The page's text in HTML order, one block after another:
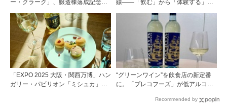
ー・クラーク」、醸造棟落成記念夕
線――「飲む」から「体験する」プ
フランスのドメーヌグループ組織が
描く、五感で深掘りする次世代のテ
ロワール体験
「EXPO 2025 大阪・関西万博」ハン
ガリー・パビリオン「ミシュカ」キ
“グリーンワイン”を飲食店の新定番
に。「プレコフーズ」が低アルコー
Recommended by